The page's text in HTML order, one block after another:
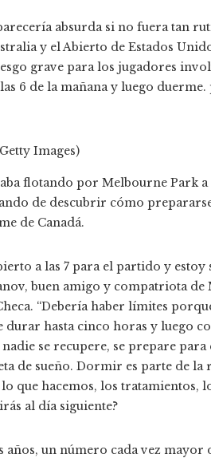
absurda si no fuera tan
y el Abierto de Estados
grave para los jugadores
6 de la mañana y luego
Images)
flotando por Melbourne Park
de descubrir cómo
de Canadá.
a las 7 para el partido y
buen amigo y compatriota de
“Debería haber límites
hasta cinco horas y luego
nadie se recupere, se prepare
de sueño. Dormir es parte de la
que hacemos, los tratamientos,
al día siguiente?
años, un número cada vez mayor